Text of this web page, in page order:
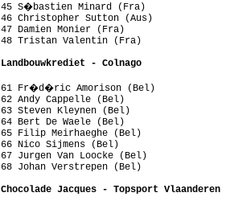
45 S�bastien Minard (Fra)
46 Christopher Sutton (Aus)
47 Damien Monier (Fra)
48 Tristan Valentin (Fra)
Landbouwkrediet - Colnago
61 Fr�d�ric Amorison (Bel)
62 Andy Cappelle (Bel)
63 Steven Kleynen (Bel)
64 Bert De Waele (Bel)
65 Filip Meirhaeghe (Bel)
66 Nico Sijmens (Bel)
67 Jurgen Van Loocke (Bel)
68 Johan Verstrepen (Bel)
Chocolade Jacques - Topsport Vlaanderen